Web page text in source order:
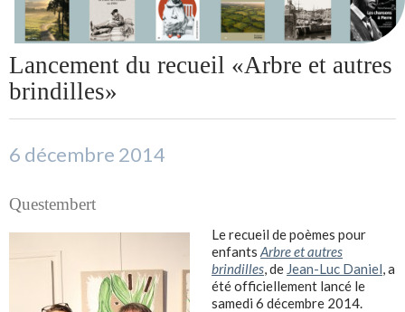
Lancement du recueil «Arbre et autres
brindilles»
6 décembre 2014
Questembert
Le recueil de poèmes pour
enfants Arbre et autres
brindilles, de Jean-Luc Daniel, a
été officiellement lancé le
samedi 6 décembre 2014.